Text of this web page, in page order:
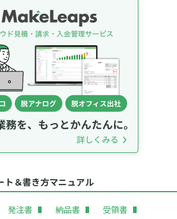
ト＆書き方マニュアル
発注書 納品書
受領書